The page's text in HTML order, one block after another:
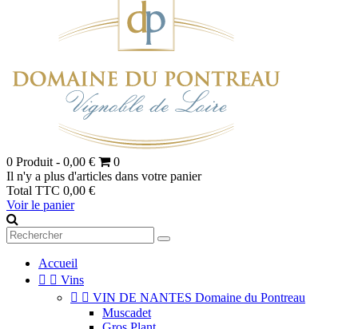
0 Produit - 0,00 €
0
Il n'y a plus d'articles dans votre panier
Total TTC 0,00 €
Voir le panier
Accueil
  Vins
  VIN DE NANTES Domaine du Pontreau
Muscadet